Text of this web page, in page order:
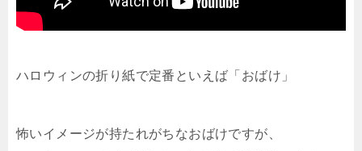
ハロウィンの折り紙で定番といえば「おばけ」
怖いイメージが持たれがちなおばけですが、